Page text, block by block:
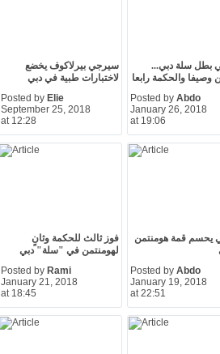
سيرجي بيرلاكوف يخضع
لاختبارات طبية في دبي
Posted by Elie
September 25, 2018
at 12:28
بطل سلة دبي...
وصيفا والحكمة رابعا
Posted by Abdo
January 26, 2018
at 19:06
فوز ثالث للحكمة وثانٍ
لهومنتمن في "سلة" دبي
Posted by Rami
January 21, 2018
at 18:45
يحسم قمة هومنتمن
Posted by Abdo
January 19, 2018
at 22:51